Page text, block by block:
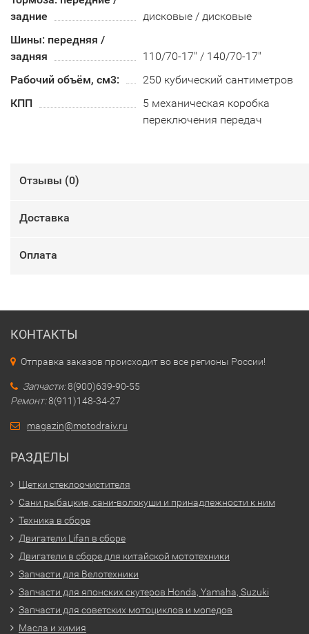
задние
дисковые / дисковые
Шины: передняя /
задняя
110/70-17" / 140/70-17"
Рабочий объём, см3:
250 кубический сантиметров
КПП
5 механическая коробка
переключения передач
Отзывы (0)
Доставка
Оплата
КОНТАКТЫ
Отправка заказов происходит во все регионы России!
Запчасти:8(900)639-90-55
Ремонт:8(911)148-34-27
magazin@motodraiv.ru
РАЗДЕЛЫ
Щетки стеклоочистителя
Сани рыбацкие, сани-волокуши и принадлежности к ним
Техника в сборе
Двигатели Lifan в сборе
Двигатели в сборе для китайской мототехники
Запчасти для Велотехники
Запчасти для японских скутеров Honda, Yamaha, Suzuki
Запчасти для советских мотоциклов и мопедов
Масла и химия